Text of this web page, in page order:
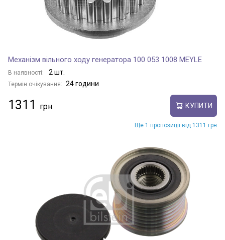
Механізм вільного ходу генератора 100 053 1008 MEYLE
В наявності: 2 шт.
Термін очікування: 24 години
1311 КУПИТИ
Ще 1 пропозиції від 1311 грн